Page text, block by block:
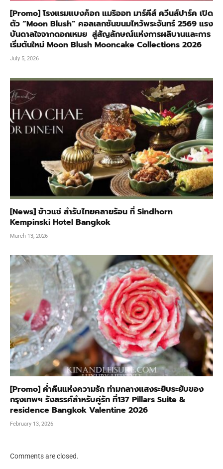
[Promo] โรงแรมแบงค็อก แมริออท มาร์คีส์ ควีนส์ปาร์ค เปิด
ตัว “Moon Blush” คอลเลกชันขนมไหว้พระจันทร์ 2569 แรง
บันดาลใจจากดอกเหมย สู่สัญลักษณ์แห่งการผลิบานและการ
เริ่มต้นใหม่ Moon Blush Mooncake Collections 2026
July 5, 2026
[News] ข้าวแช่ สำรับไทยคลายร้อน ที่ Sindhorn
Kempinski Hotel Bangkok
March 13, 2026
[Promo] ค่ำคืนแห่งความรัก ท่ามกลางแสงระยิบระยับของ
กรุงเทพฯ รังสรรค์สำหรับคู่รัก ที่137 Pillars Suite &
residence Bangkok Valentine 2026
February 13, 2026
Comments are closed.